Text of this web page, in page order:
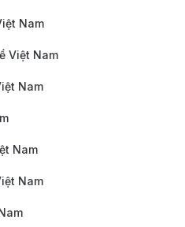
vụ xe công nghệ. Với cơ
lưới kết nối rộng khắp,
du khách đến với New
tế khác.
(JFK) về
(JFK) cách trung
Nam
Việt Nam
Nam
Nam
Nam